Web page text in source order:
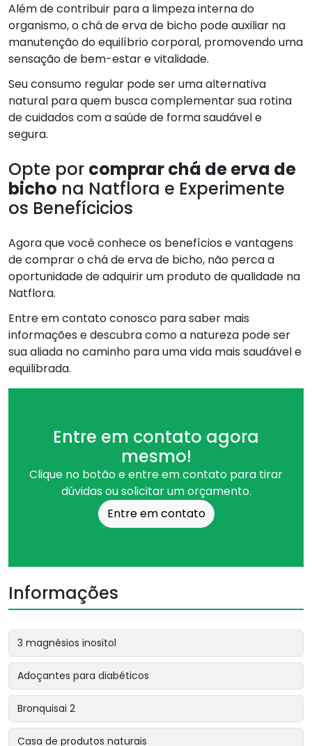
Além de contribuir para a limpeza interna do
organismo, o chá de erva de bicho pode auxiliar na
manutenção do equilíbrio corporal, promovendo uma
sensação de bem-estar e vitalidade.
Seu consumo regular pode ser uma alternativa
natural para quem busca complementar sua rotina
de cuidados com a saúde de forma saudável e
segura.
Opte por comprar chá de erva de
bicho na Natflora e Experimente
os Benefícicios
Agora que você conhece os benefícios e vantagens
de comprar o chá de erva de bicho, não perca a
oportunidade de adquirir um produto de qualidade na
Natflora.
Entre em contato conosco para saber mais
informações e descubra como a natureza pode ser
sua aliada no caminho para uma vida mais saudável e
equilibrada.
Entre em contato agora
mesmo!
Clique no botão e entre em contato para tirar
dúvidas ou solicitar um orçamento.
Entre em contato
Informações
3 magnésios inositol
Adoçantes para diabéticos
Bronquisai 2
Casa de produtos naturais